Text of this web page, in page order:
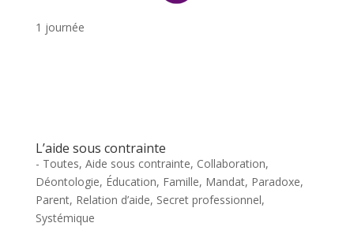
1 journée
L’aide sous contrainte
- Toutes, Aide sous contrainte, Collaboration,
Déontologie, Éducation, Famille, Mandat, Paradoxe,
Parent, Relation d’aide, Secret professionnel,
Systémique